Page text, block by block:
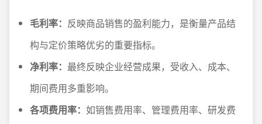
毛利率： 反映商品销售的盈利能力，是衡量产品结
构与定价策略优劣的重要指标。
净利率： 最终反映企业经营成果，受收入、成本、
期间费用多重影响。
各项费用率： 如销售费用率、管理费用率、研发费